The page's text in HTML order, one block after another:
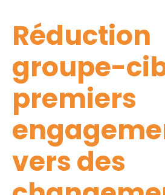
Réduction
groupe-
premiers
vers des